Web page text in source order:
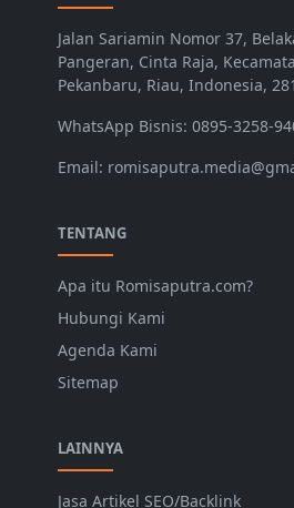
Jalan Sariamin Nomor 37,
Pangeran, Cinta Raja,
Pekanbaru, Riau, Indonesia,
WhatsApp Bisnis: 0895-3258-
Email:
TENTANG
Apa itu Romisaputra.com?
Hubungi Kami
Agenda Kami
Sitemap
LAINNYA
Jasa Artikel SEO/Backlink